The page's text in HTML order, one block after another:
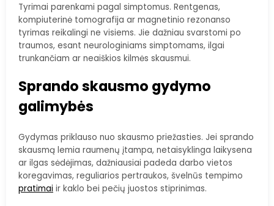
Tyrimai parenkami pagal simptomus. Rentgenas,
kompiuterinė tomografija ar magnetinio rezonanso
tyrimas reikalingi ne visiems. Jie dažniau svarstomi po
traumos, esant neurologiniams simptomams, ilgai
trunkančiam ar neaiškios kilmės skausmui.
Sprando skausmo gydymo
galimybės
Gydymas priklauso nuo skausmo priežasties. Jei sprando
skausmą lemia raumenų įtampa, netaisyklinga laikysena
ar ilgas sėdėjimas, dažniausiai padeda darbo vietos
koregavimas, reguliarios pertraukos, švelnūs tempimo
pratimai ir kaklo bei pečių juostos stiprinimas.